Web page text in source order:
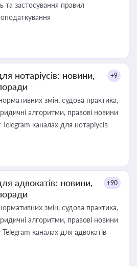
та застосування правил
нотаріусів: новини,
+9
змін, судова практика,
алгоритми, правові новини
каналах для нотаріусів
адвокатів: новини,
+90
змін, судова практика,
алгоритми, правові новини
каналах для адвокатів